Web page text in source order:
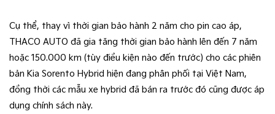
Cụ thể, thay vì thời gian bảo hành 2 năm cho pin cao áp,
THACO AUTO đã gia tăng thời gian bảo hành lên đến 7 năm
hoặc 150.000 km (tùy điều kiện nào đến trước) cho các phiên
bản Kia Sorento Hybrid hiện đang phân phối tại Việt Nam,
đồng thời các mẫu xe hybrid đã bán ra trước đó cũng được áp
dụng chính sách này.